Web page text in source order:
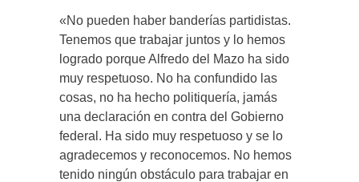
«No pueden haber banderías partidistas.
Tenemos que trabajar juntos y lo hemos
logrado porque Alfredo del Mazo ha sido
muy respetuoso. No ha confundido las
cosas, no ha hecho politiquería, jamás
una declaración en contra del Gobierno
federal. Ha sido muy respetuoso y se lo
agradecemos y reconocemos. No hemos
tenido ningún obstáculo para trabajar en